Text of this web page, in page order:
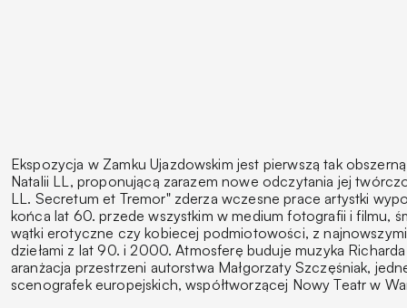
Ekspozycja w Zamku Ujazdowskim jest pierwszą tak
Natalii LL, proponującą zarazem nowe odczytania jej
LL. Secretum et Tremor" zderza wczesne prace artystki
końca lat 60. przede wszystkim w medium fotografii i filmu,
wątki erotyczne czy kobiecej podmiotowości, z
dziełami z lat 90. i 2000. Atmosferę buduje muzyka
aranżacja przestrzeni autorstwa Małgorzaty Szczęśniak,
scenografek europejskich, współtworzącej Nowy Teatr w